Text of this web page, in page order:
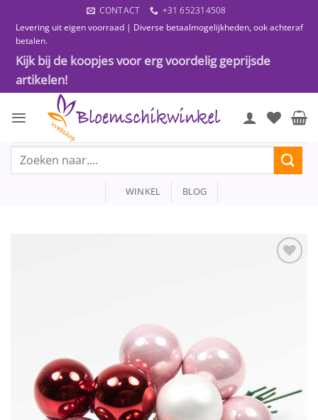
naar
inhoud
CONTACT
+31 652314508
Levering uit eigen voorraad | Diverse betaalmogelijkheden, ook achteraf
betalen.
Kijk bij de koopjes voor erg voordelig geprijsde
artikelen!
Zoeken
WINKEL BLOG